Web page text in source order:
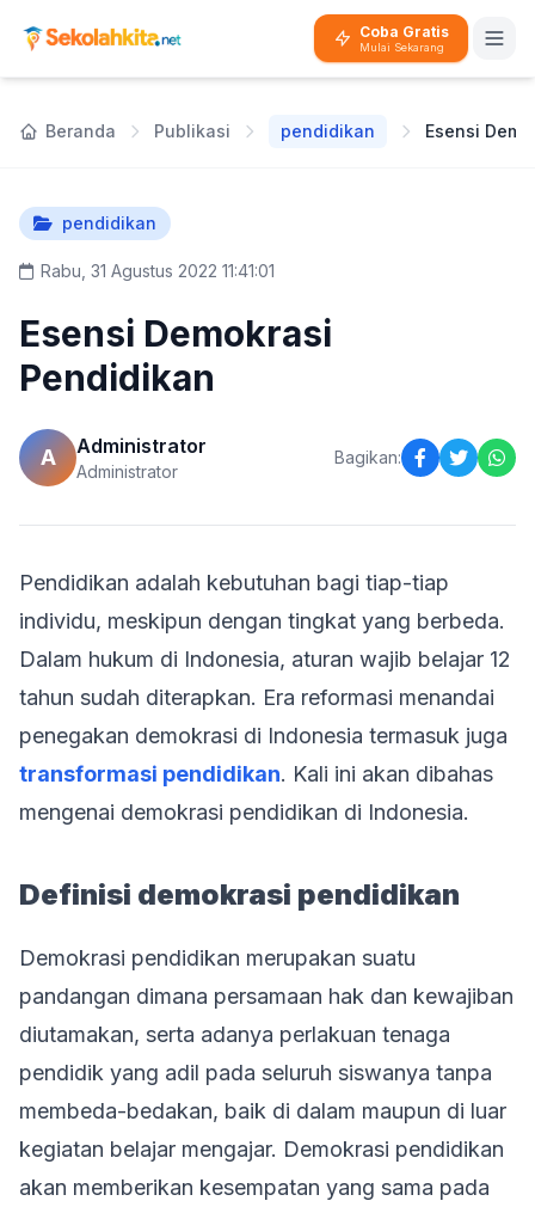
Coba Gratis
Mulai Sekarang
Beranda Publikasi pendidikan
pendidikan
Rabu, 31 Agustus 2022 11:41:01
Esensi Demokrasi
Pendidikan
A Administrator
Administrator
Bagikan:
Pendidikan adalah kebutuhan bagi tiap-tiap
individu, meskipun dengan tingkat yang berbeda.
Dalam hukum di Indonesia, aturan wajib belajar 12
tahun sudah diterapkan. Era reformasi menandai
penegakan demokrasi di Indonesia termasuk juga
transformasi pendidikan. Kali ini akan dibahas
mengenai demokrasi pendidikan di Indonesia.
Definisi demokrasi pendidikan
Demokrasi pendidikan merupakan suatu
pandangan dimana persamaan hak dan kewajiban
diutamakan, serta adanya perlakuan tenaga
pendidik yang adil pada seluruh siswanya tanpa
membeda-bedakan, baik di dalam maupun di luar
kegiatan belajar mengajar. Demokrasi pendidikan
akan memberikan kesempatan yang sama pada